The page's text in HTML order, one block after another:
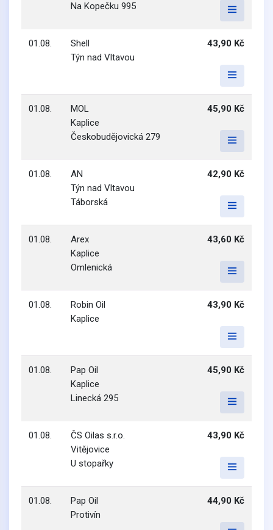
Na Kopečku 995
01.08.
Shell
Týn nad Vltavou
43,90 Kč
01.08.
MOL
Kaplice
Českobudějovická 279
45,90 Kč
01.08.
AN
Týn nad Vltavou
Táborská
42,90 Kč
01.08.
Arex
Kaplice
Omlenická
43,60 Kč
01.08.
Robin Oil
Kaplice
43,90 Kč
01.08.
Pap Oil
Kaplice
Linecká 295
45,90 Kč
01.08.
ČS Oilas s.r.o.
Vitějovice
U stopařky
43,90 Kč
01.08.
Pap Oil
Protivín
44,90 Kč